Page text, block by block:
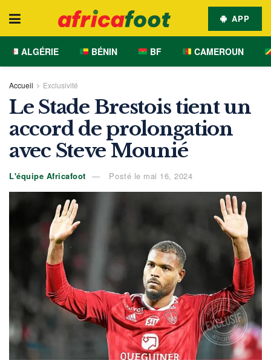
APP
ALGÉRIE BÉNIN BF CAMEROUN
Accueil Exclusivité
Le Stade Brestois tient un
accord de prolongation
avec Steve Mounié
L'équipe Africafoot Posté le mai 16, 2024